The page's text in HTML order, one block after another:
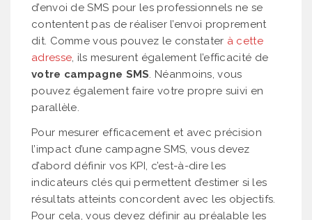
d’envoi de SMS pour les professionnels ne se
contentent pas de réaliser l’envoi proprement
dit. Comme vous pouvez le constater à cette
adresse, ils mesurent également l’efficacité de
votre campagne SMS. Néanmoins, vous
pouvez également faire votre propre suivi en
parallèle.
Pour mesurer efficacement et avec précision
l’impact d’une campagne SMS, vous devez
d’abord définir vos KPI, c’est-à-dire les
indicateurs clés qui permettent d’estimer si les
résultats atteints concordent avec les objectifs.
Pour cela, vous devez définir au préalable les